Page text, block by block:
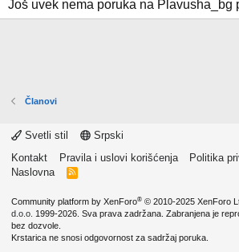
Još uvek nema poruka na Plavusha_bg
Članovi
Svetli stil
Srpski
Kontakt
Pravila i uslovi korišćenja Politika
Naslovna
R
Community platform by XenForo® © 2010-2025 XenForo
d.o.o. 1999-2026. Sva prava zadržana. Zabranjena je
bez dozvole.
Krstarica ne snosi odgovornost za sadržaj poruka.